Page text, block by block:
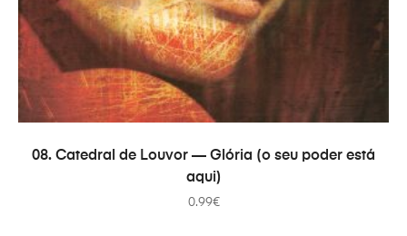
В КОРЗИНУ
08. Catedral de Louvor — Glória (o seu poder está
aqui)
0.99€